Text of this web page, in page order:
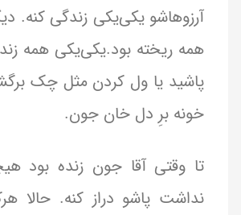
آرزوهاشو یکی‌یکی زندگی کنه.
همه ریخته بود.یکی‌یکی همه
پاشید یا ول کردن مثل چک
خونه برِ دل خان جون.
تا وقتی آقا جون زنده بود
نداشت پاشو دراز کنه. حالا